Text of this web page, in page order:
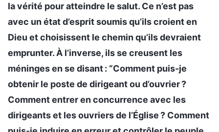
la vérité pour atteindre le salut. Ce n’est pas
avec un état d’esprit soumis qu’ils croient en
Dieu et choisissent le chemin qu’ils devraient
emprunter. À l’inverse, ils se creusent les
méninges en se disant : “Comment puis-je
obtenir le poste de dirigeant ou d’ouvrier ?
Comment entrer en concurrence avec les
dirigeants et les ouvriers de l’Église ? Comment